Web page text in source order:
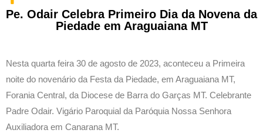
Pe. Odair Celebra Primeiro Dia da Novena da
Piedade em Araguaiana MT
Nesta quarta feira 30 de agosto de 2023, aconteceu a Primeira
noite do novenário da Festa da Piedade, em Araguaiana MT,
Forania Central, da Diocese de Barra do Garças MT. Celebrante
Padre Odair. Vigário Paroquial da Paróquia Nossa Senhora
Auxiliadora em Canarana MT.